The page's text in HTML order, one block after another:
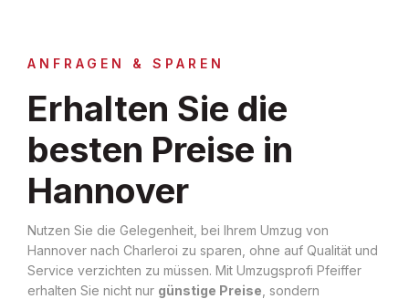
ANFRAGEN & SPAREN
Erhalten Sie die
besten Preise in
Hannover
Nutzen Sie die Gelegenheit, bei Ihrem Umzug von
Hannover nach Charleroi zu sparen, ohne auf Qualität und
Service verzichten zu müssen. Mit Umzugsprofi Pfeiffer
erhalten Sie nicht nur günstige Preise , sondern